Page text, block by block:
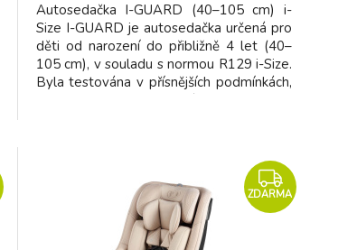
Autosedačka I-GUARD (40–105 cm) i-
Size I-GUARD je autosedačka určená pro
děti od narození do přibližně 4 let (40–
105 cm), v souladu s normou R129 i-Size.
Byla testována v přísnějších podmínkách,
ZDARMA